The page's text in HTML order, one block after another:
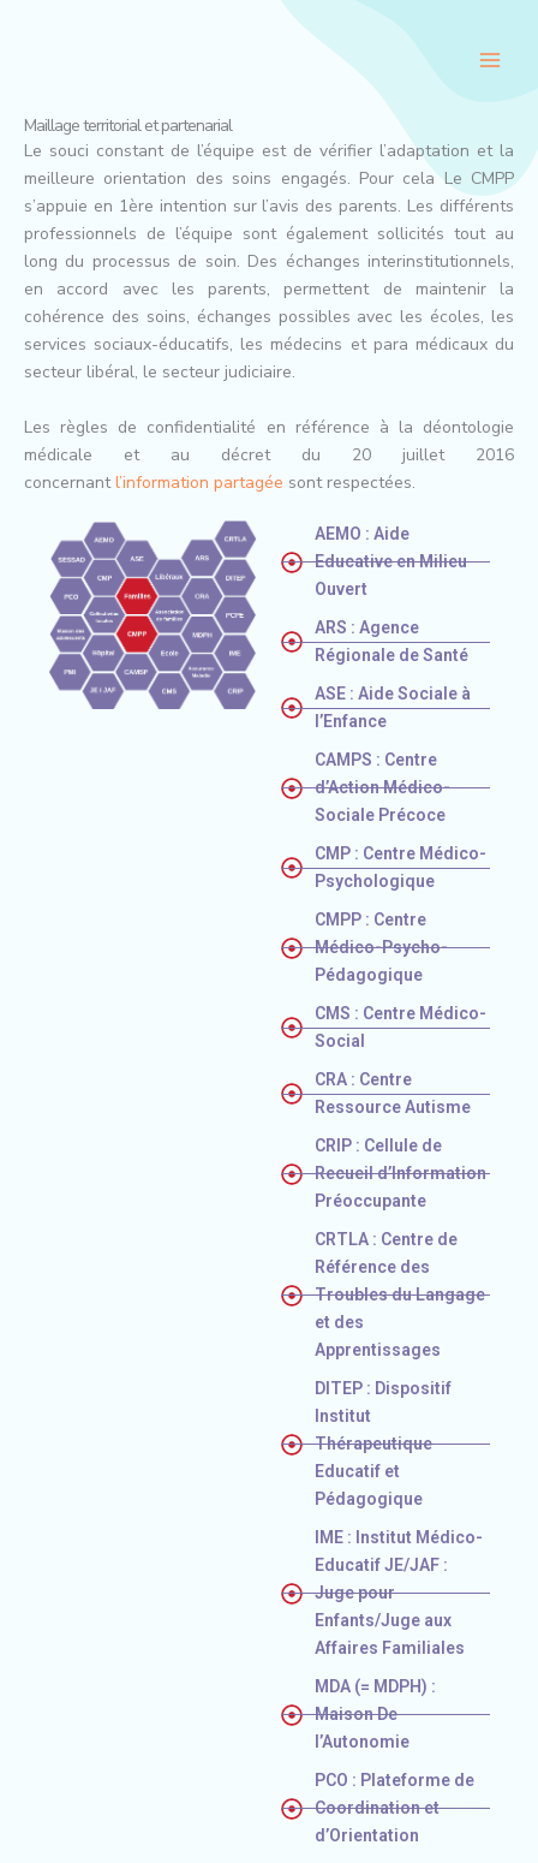
Maillage territorial et partenarial
Le souci constant de l’équipe est de vérifier l’adaptation et la
meilleure orientation des soins engagés. Pour cela Le CMPP
s’appuie en 1ère intention sur l’avis des parents. Les différents
professionnels de l’équipe sont également sollicités tout au
long du processus de soin. Des échanges interinstitutionnels,
en accord avec les parents, permettent de maintenir la
cohérence des soins, échanges possibles avec les écoles, les
services sociaux-éducatifs, les médecins et para médicaux du
secteur libéral, le secteur judiciaire.
Les règles de confidentialité en référence à la déontologie
médicale et au décret du 20 juillet 2016
concernantl’information partagée sont respectées.
AEMO : Aide
Educative en Milieu
Ouvert
ARS : Agence
Régionale de Santé
ASE : Aide Sociale à
l’Enfance
CAMPS : Centre
d’Action Médico-
Sociale Précoce
CMP : Centre Médico-
Psychologique
CMPP : Centre
Médico-Psycho-
Pédagogique
CMS : Centre Médico-
Social
CRA : Centre
Ressource Autisme
CRIP : Cellule de
Recueil d’Information
Préoccupante
CRTLA : Centre de
Référence des
Troubles du Langage
et des
Apprentissages
DITEP : Dispositif
Institut
Thérapeutique
Educatif et
Pédagogique
IME : Institut Médico-
Educatif JE/JAF :
Juge pour
Enfants/Juge aux
Affaires Familiales
MDA (= MDPH) :
Maison De
l’Autonomie
PCO : Plateforme de
Coordination et
d’Orientation